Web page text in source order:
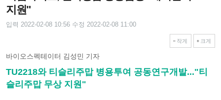
지원"
입력 2022-02-08 10:56 수정 2022-02-08 11:00
작게 크게
바이오스펙테이터 김성민 기자
TU2218와 티슬리주맙 병용투여 공동연구개발..."티
슬리주맙 무상 지원"